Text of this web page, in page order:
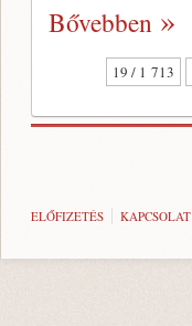
Bővebben
19 / 1 713
ELŐFIZETÉS KAPCSOLAT